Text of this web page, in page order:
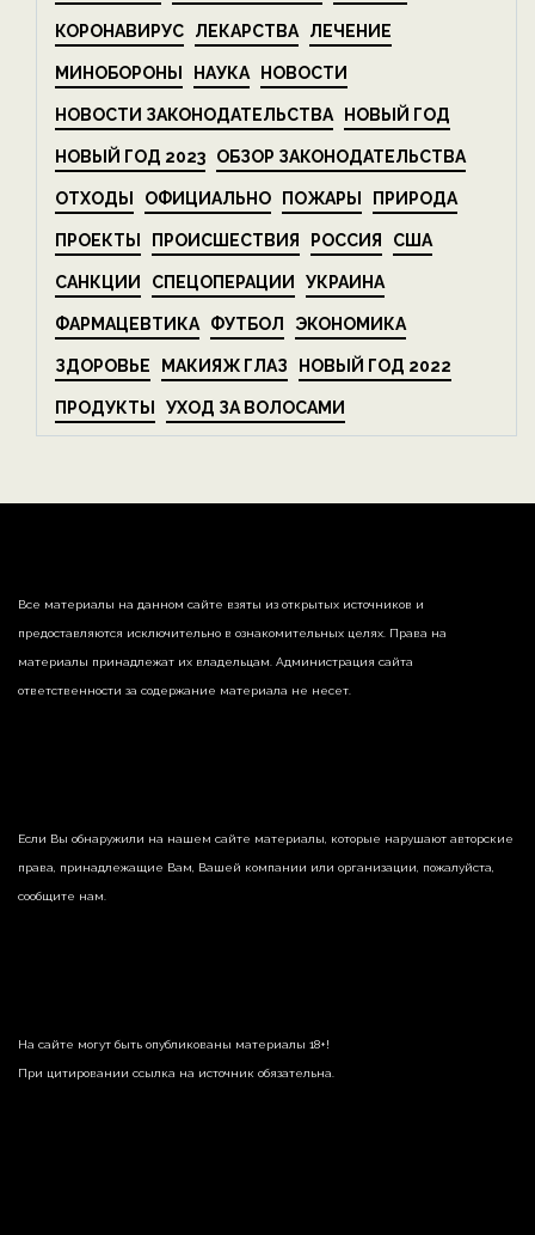
КОРОНАВИРУС ЛЕКАРСТВА ЛЕЧЕНИЕ
МИНОБОРОНЫ НАУКА НОВОСТИ
НОВОСТИ ЗАКОНОДАТЕЛЬСТВА НОВЫЙ ГОД
НОВЫЙ ГОД 2023 ОБЗОР ЗАКОНОДАТЕЛЬСТВА
ОТХОДЫ ОФИЦИАЛЬНО ПОЖАРЫ ПРИРОДА
ПРОЕКТЫ ПРОИСШЕСТВИЯ РОССИЯ США
САНКЦИИ СПЕЦОПЕРАЦИИ УКРАИНА
ФАРМАЦЕВТИКА ФУТБОЛ ЭКОНОМИКА
ЗДОРОВЬЕ МАКИЯЖ ГЛАЗ НОВЫЙ ГОД 2022
ПРОДУКТЫ УХОД ЗА ВОЛОСАМИ
Все материалы на данном сайте взяты из открытых источников и
предоставляются исключительно в ознакомительных целях. Права на
материалы принадлежат их владельцам. Администрация сайта
ответственности за содержание материала не несет.
Если Вы обнаружили на нашем сайте материалы, которые нарушают авторские
права, принадлежащие Вам, Вашей компании или организации, пожалуйста,
сообщите нам.
На сайте могут быть опубликованы материалы 18+!
При цитировании ссылка на источник обязательна.